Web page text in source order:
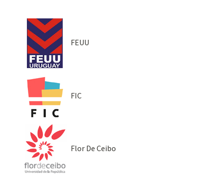
FEUU
FIC
Flor De Ceibo